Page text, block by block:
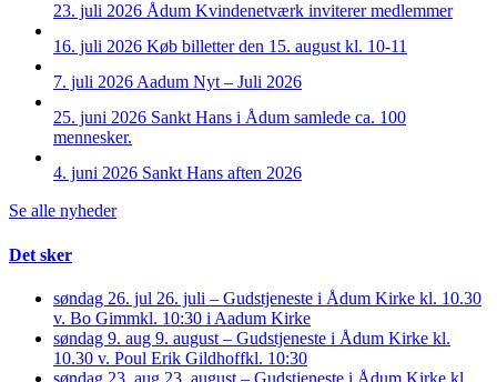
23. juli 2026 Ådum Kvindenetværk inviterer medlemmer
16. juli 2026 Køb billetter den 15. august kl. 10-11
7. juli 2026 Aadum Nyt – Juli 2026
25. juni 2026 Sankt Hans i Ådum samlede ca. 100
mennesker.
4. juni 2026 Sankt Hans aften 2026
Se alle nyheder
Det sker
søndag 26. jul 26. juli – Gudstjeneste i Ådum Kirke kl. 10.30
v. Bo Gimmkl. 10:30 i Aadum Kirke
søndag 9. aug 9. august – Gudstjeneste i Ådum Kirke kl.
10.30 v. Poul Erik Gildhoffkl. 10:30
søndag 23. aug 23. august – Gudstjeneste i Ådum Kirke kl.